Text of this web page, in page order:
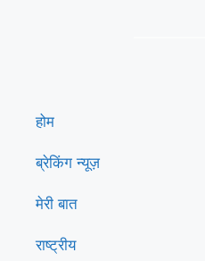
होम
ब्रेकिंग न्यूज़
मेरी बात
राष्ट्रीय